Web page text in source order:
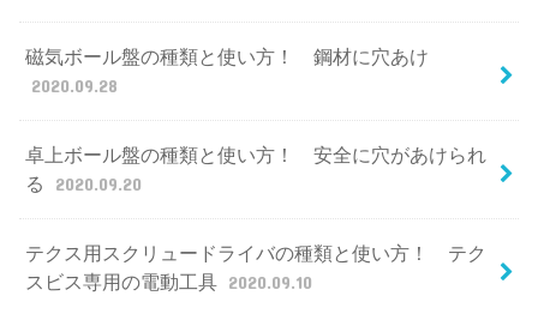
磁気ボール盤の種類と使い方！ 鋼材に穴あけ
2020.09.28
卓上ボール盤の種類と使い方！ 安全に穴があけられ
る
2020.09.20
テクス用スクリュードライバの種類と使い方！ テク
スビス専用の電動工具 2020.09.10